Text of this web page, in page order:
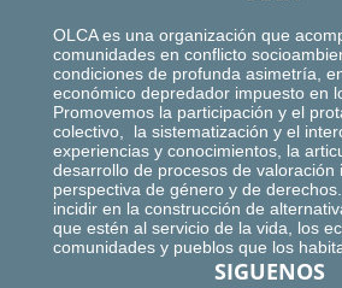
OLCA es una organización que
comunidades en conflicto
condiciones de profunda asimetría,
económico depredador impuesto en
Promovemos la participación y el
colectivo, la sistematización y el
experiencias y conocimientos, la
desarrollo de procesos de valoración
perspectiva de género y de
incidir en la construcción de
que estén al servicio de la vida, los
comunidades y pueblos que los
SIGUENOS